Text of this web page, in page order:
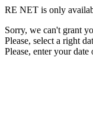
RE NET is only
Sorry, we can't grant
Please, select a right
Please, enter your